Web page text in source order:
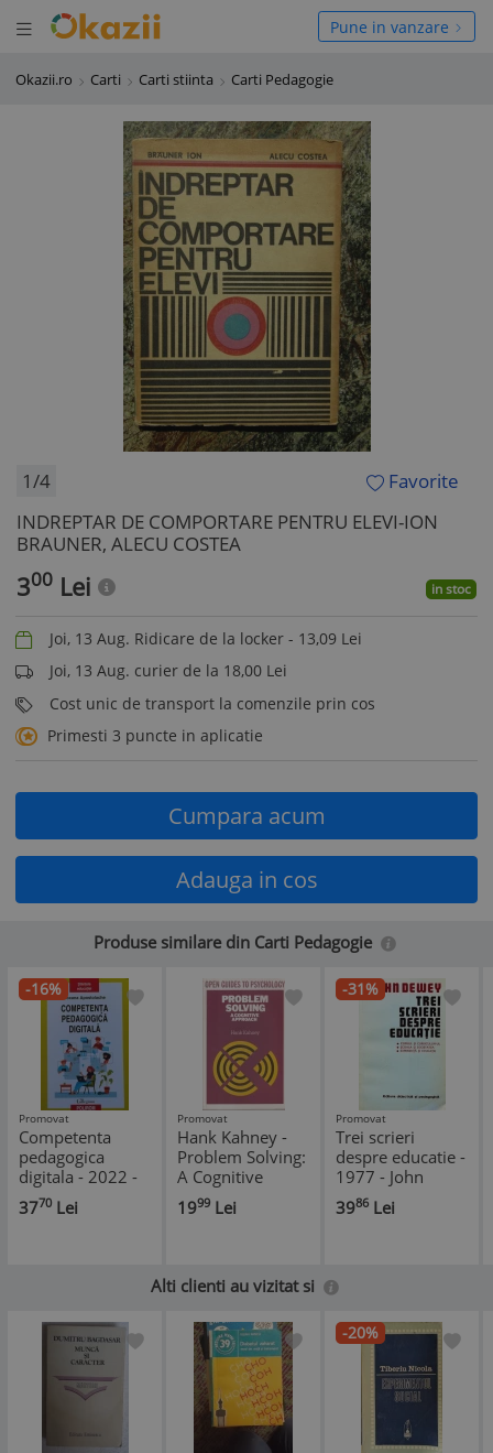
Deschide meniul
meniul Pune in vanzare
Okazii.ro Carti Carti stiinta Carti Pedagogie
1/4
Favorite
INDREPTAR DE COMPORTARE PENTRU ELEVI-ION
BRAUNER, ALECU COSTEA
300 Lei in stoc
Joi, 13 Aug. Ridicare de la locker - 13,09 Lei
Joi, 13 Aug. curier de la 18,00 Lei
Cost unic de transport la comenzile prin cos
Primesti 3 puncte in aplicatie
Cumpara acum
Adauga in cos
Produse similare din Carti Pedagogie
-16%
Promovat
Competenta
pedagogica
digitala - 2022 -
Ion Ionescu (red.)
(@J23)
3770 Lei
Promovat
Hank Kahney -
Problem Solving:
A Cognitive
Approach
1999 Lei
-31%
Promovat
Trei scrieri
despre educatie -
1977 - John
Dewey (Z194)
3986 Lei
Alti clienti au vizitat si
-20%